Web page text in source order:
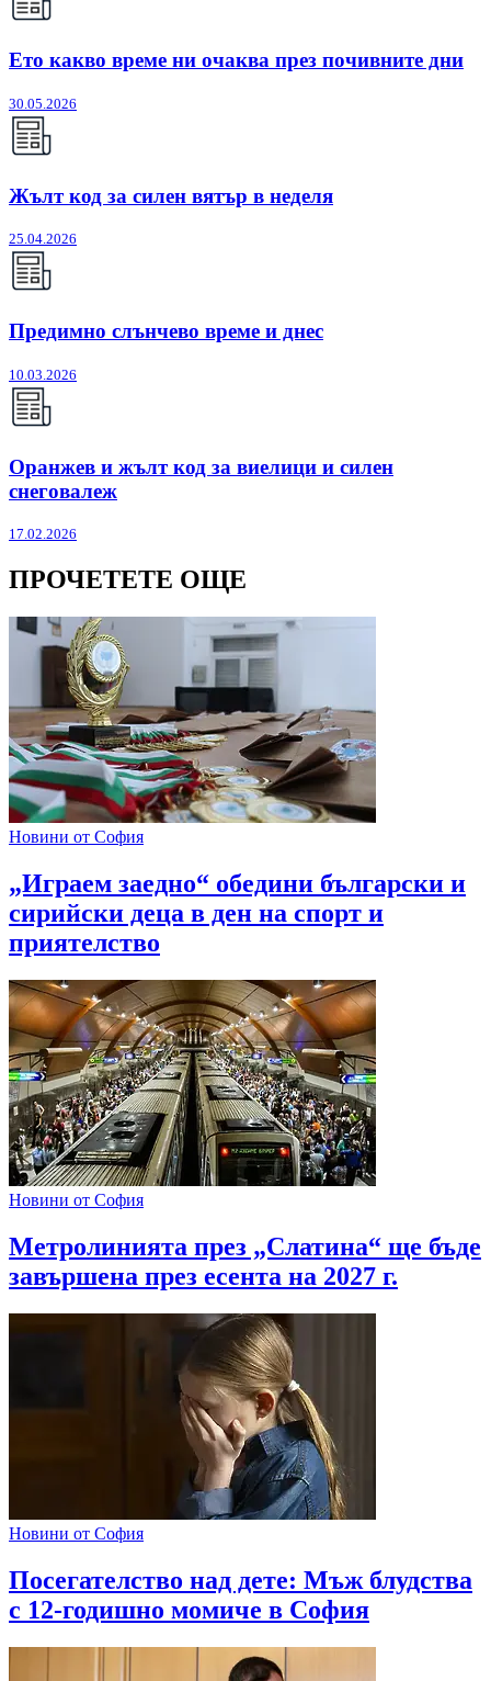
Ето какво време ни очаква през почивните дни
30.05.2026
Жълт код за силен вятър в неделя
25.04.2026
Предимно слънчево време и днес
10.03.2026
Оранжев и жълт код за виелици и силен
снеговалеж
17.02.2026
ПРОЧЕТЕТЕ ОЩЕ
Новини от София
„Играем заедно“ обедини български и
сирийски деца в ден на спорт и
приятелство
Новини от София
Метролинията през „Слатина“ ще бъде
завършена през есента на 2027 г.
Новини от София
Посегателство над дете: Мъж блудства
с 12-годишно момиче в София